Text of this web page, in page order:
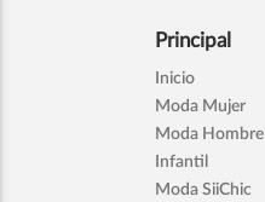
Principal
Inicio
Moda Mujer
Moda Hombre
Infantil
Moda SiiChic